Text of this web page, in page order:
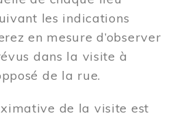
les indications
en mesure d’observer
dans la visite à
de la rue.
de la visite est